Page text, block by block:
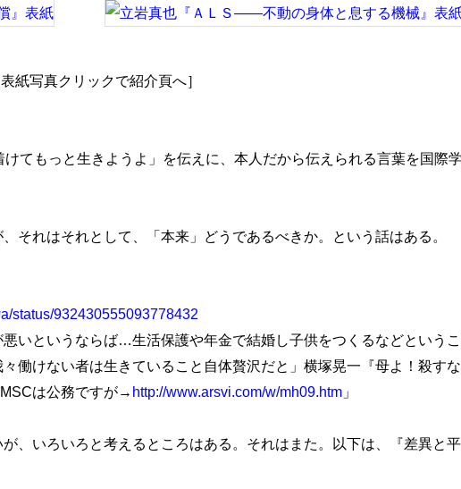
表紙写真クリックで紹介頁へ］
てもっと生きようよ」を伝えに、本人だから伝えられる言葉を国際
それはそれとして、「本来」どうであるべきか。という話はある。
status/932430555093778432
いというならば…生活保護や年金で結婚し子供をつくるなどというこ
働けない者は生きていること自体贅沢だと」横塚晃一『母よ！殺すな
は公務ですが→ http://www.arsvi.com/w/mh09.htm」
、いろいろと考えるところはある。それはまた。以下は、『差異と平